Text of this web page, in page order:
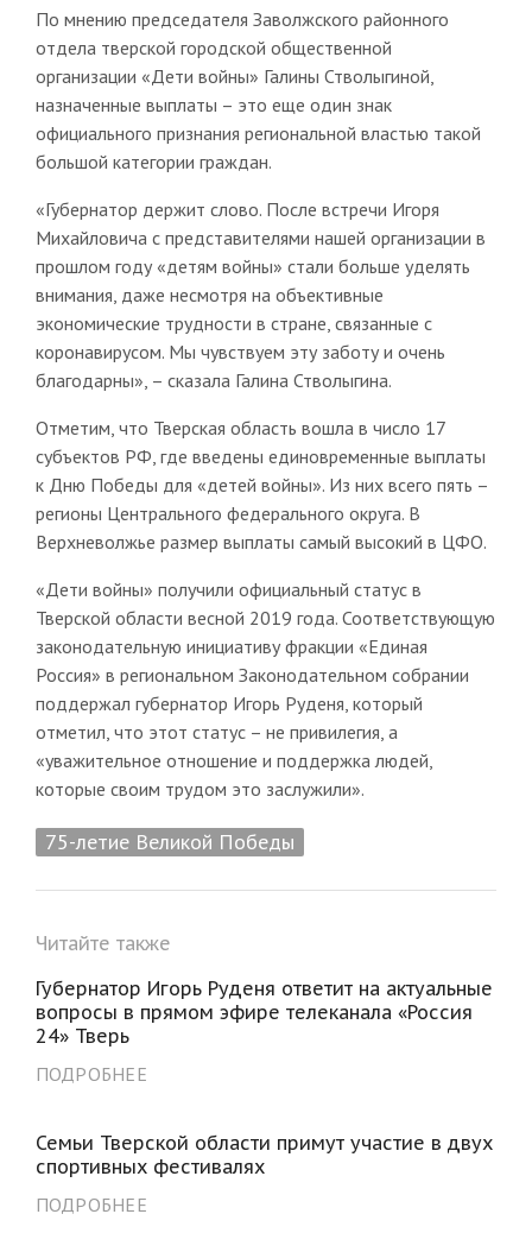
По мнению председателя Заволжского районного
отдела тверской городской общественной
организации «Дети войны» Галины Стволыгиной,
назначенные выплаты – это еще один знак
официального признания региональной властью такой
большой категории граждан.
«Губернатор держит слово. После встречи Игоря
Михайловича с представителями нашей организации в
прошлом году «детям войны» стали больше уделять
внимания, даже несмотря на объективные
экономические трудности в стране, связанные с
коронавирусом. Мы чувствуем эту заботу и очень
благодарны», – сказала Галина Стволыгина.
Отметим, что Тверская область вошла в число 17
субъектов РФ, где введены единовременные выплаты
к Дню Победы для «детей войны». Из них всего пять –
регионы Центрального федерального округа. В
Верхневолжье размер выплаты самый высокий в ЦФО.
«Дети войны» получили официальный статус в
Тверской области весной 2019 года. Соответствующую
законодательную инициативу фракции «Единая
Россия» в региональном Законодательном собрании
поддержал губернатор Игорь Руденя, который
отметил, что этот статус – не привилегия, а
«уважительное отношение и поддержка людей,
которые своим трудом это заслужили».
75-летие Великой Победы
Читайте также
Губернатор Игорь Руденя ответит на актуальные
вопросы в прямом эфире телеканала «Россия
24» Тверь
ПОДРОБНЕЕ
Семьи Тверской области примут участие в двух
спортивных фестивалях
ПОДРОБНЕЕ